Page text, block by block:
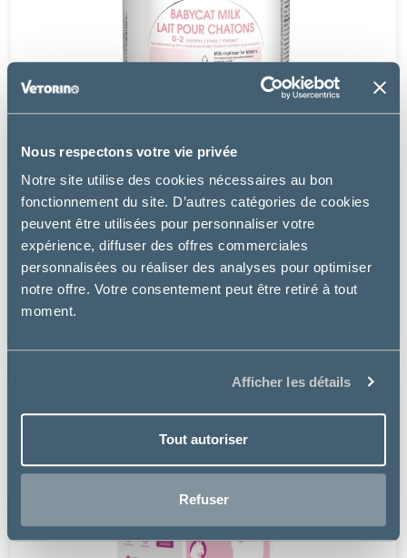
Nous respectons votre vie privée
Notre site utilise des cookies nécessaires au bon
fonctionnement du site. D’autres catégories de cookies
peuvent être utilisées pour personnaliser votre
expérience, diffuser des offres commerciales
personnalisées ou réaliser des analyses pour optimiser
notre offre. Votre consentement peut être retiré à tout
moment.
Afficher les détails
Tout autoriser
Refuser
Royal Canin
BABYCAT MILK